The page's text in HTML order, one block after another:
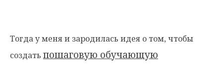
Тогда у меня и зародилась идея о том, чтобы
создать пошаговую обучающую